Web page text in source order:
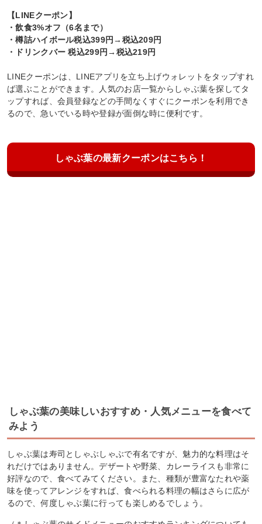
【LINEクーポン】
・飲食3%オフ（6名まで）
・樽詰ハイボール税込399円→税込209円
・ドリンクバー 税込299円→税込219円
LINEクーポンは、LINEアプリを立ち上げウォレットをタップすれ
ば選ぶことができます。人気のお店一覧からしゃぶ葉を探してタ
ップすれば、会員登録などの手間なくすぐにクーポンを利用でき
るので、急いでいる時や登録が面倒な時に便利です。
しゃぶ葉の最新クーポンはこちら！
しゃぶ葉の美味しいおすすめ・人気メニューを食べて
みよう
しゃぶ葉は寿司としゃぶしゃぶで有名ですが、魅力的な料理はそ
れだけではありません。デザートや野菜、カレーライスも非常に
好評なので、食べてみてください。また、種類が豊富なたれや薬
味を使ってアレンジをすれば、食べられる料理の幅はさらに広が
るので、何度しゃぶ葉に行っても楽しめるでしょう。